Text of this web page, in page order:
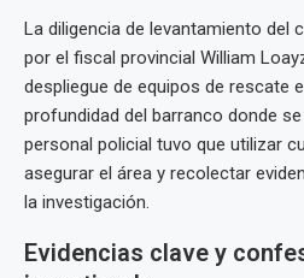
La diligencia de levantamiento del
por el fiscal provincial William
despliegue de equipos de rescate
profundidad del barranco donde
personal policial tuvo que utilizar
asegurar el área y recolectar
la investigación.
Evidencias clave y